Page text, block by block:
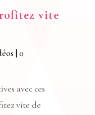
vite
| 0
avec ces
vite de